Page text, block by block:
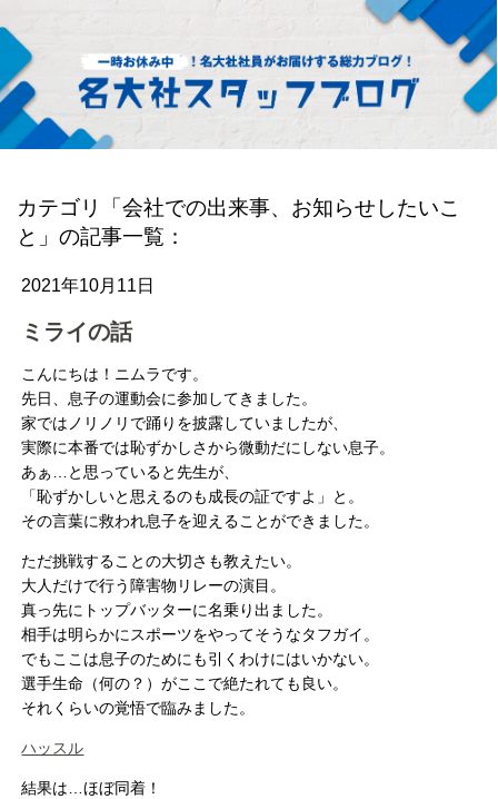
カテゴリ「会社での出来事、お知らせしたいこ
と」の記事一覧：
2021年10月11日
ミライの話
こんにちは！ニムラです。
先日、息子の運動会に参加してきました。
家ではノリノリで踊りを披露していましたが、
実際に本番では恥ずかしさから微動だにしない息子。
あぁ…と思っていると先生が、
「恥ずかしいと思えるのも成長の証ですよ」と。
その言葉に救われ息子を迎えることができました。
ただ挑戦することの大切さも教えたい。
大人だけで行う障害物リレーの演目。
真っ先にトップバッターに名乗り出ました。
相手は明らかにスポーツをやってそうなタフガイ。
でもここは息子のためにも引くわけにはいかない。
選手生命（何の？）がここで絶たれても良い。
それくらいの覚悟で臨みました。
ハッスル
結果は…ほぼ同着！